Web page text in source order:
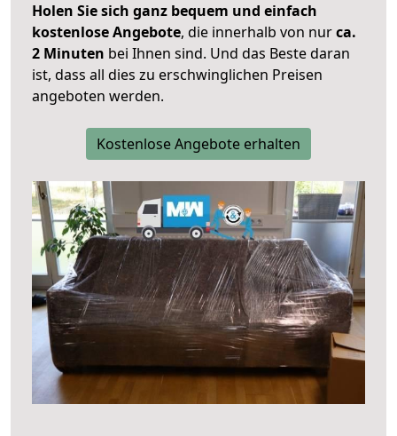
Holen Sie sich ganz bequem und einfach
kostenlose Angebote, die innerhalb von nurca.
2 Minuten bei Ihnen sind. Und das Beste daran
ist, dass all dies zu erschwinglichen Preisen
angeboten werden.
Kostenlose Angebote erhalten